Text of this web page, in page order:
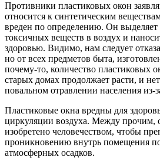
Противники пластиковых окон
относится к синтетическим
вреден по определению. Он выделяет
токсичных веществ в воздух и
здоровью. Видимо, нам следует
но от всех предметов быта,
почему-то, количество пластиковых
старых домах продолжает расти, и
повальном отравлении населения
Пластиковые окна вредны для
циркуляции воздуха. Между прочим,
изобретено человечеством, чтобы
проникновению внутрь помещения
атмосферных осадков.